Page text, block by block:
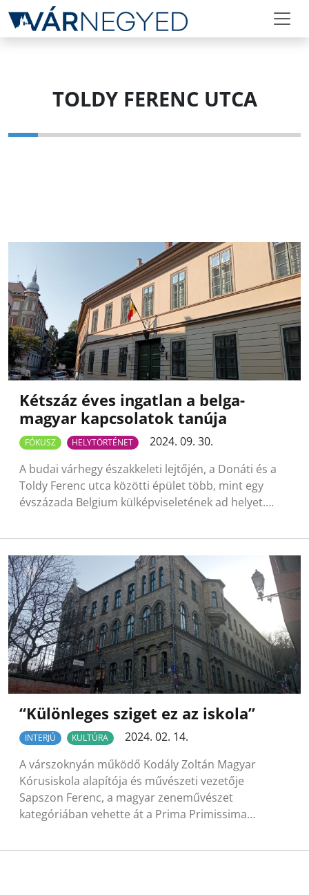
TOLDY FERENC UTCA
Kétszáz éves ingatlan a belga-
magyar kapcsolatok tanúja
FÓKUSZ HELYTÖRTÉNET
2024. 09. 30.
A budai várhegy északkeleti lejtőjén, a Donáti és a
Toldy Ferenc utca közötti épület több, mint egy
évszázada Belgium külképviseletének ad helyet….
“Különleges sziget ez az iskola”
INTERJÚ KULTÚRA
2024. 02. 14.
A várszoknyán működő Kodály Zoltán Magyar
Kórusiskola alapítója és művészeti vezetője
Sapszon Ferenc, a magyar zeneművészet
kategóriában vehette át a Prima Primissima…